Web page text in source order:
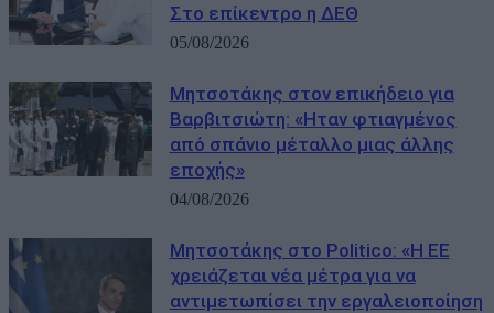
Στο επίκεντρο η ΔΕΘ
05/08/2026
Μητσοτάκης στον επικήδειο για
Βαρβιτσιώτη: «Ηταν φτιαγμένος
από σπάνιο μέταλλο μιας άλλης
εποχής»
04/08/2026
Μητσοτάκης στο Politico: «Η ΕΕ
χρειάζεται νέα μέτρα για να
αντιμετωπίσει την εργαλειοποίηση